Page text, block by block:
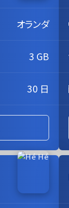
オランダ
3 GB
30 日